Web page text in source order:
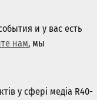
и у вас есть
нам, мы
у сфері медіа R40-